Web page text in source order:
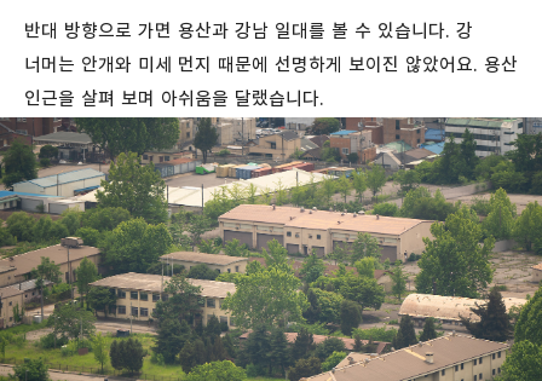
반대 방향으로 가면 용산과 강남 일대를 볼 수 있습니다. 강
너머는 안개와 미세 먼지 때문에 선명하게 보이진 않았어요. 용산
인근을 살펴 보며 아쉬움을 달랬습니다.